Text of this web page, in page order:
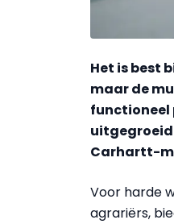
Het is best
maar de
functioneel
uitgegroeid
Carhartt-
Voor harde
agrariërs,